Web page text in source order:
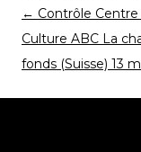
des
articles
← Contrôle Centre
Culture ABC La
fonds (Suisse) 13